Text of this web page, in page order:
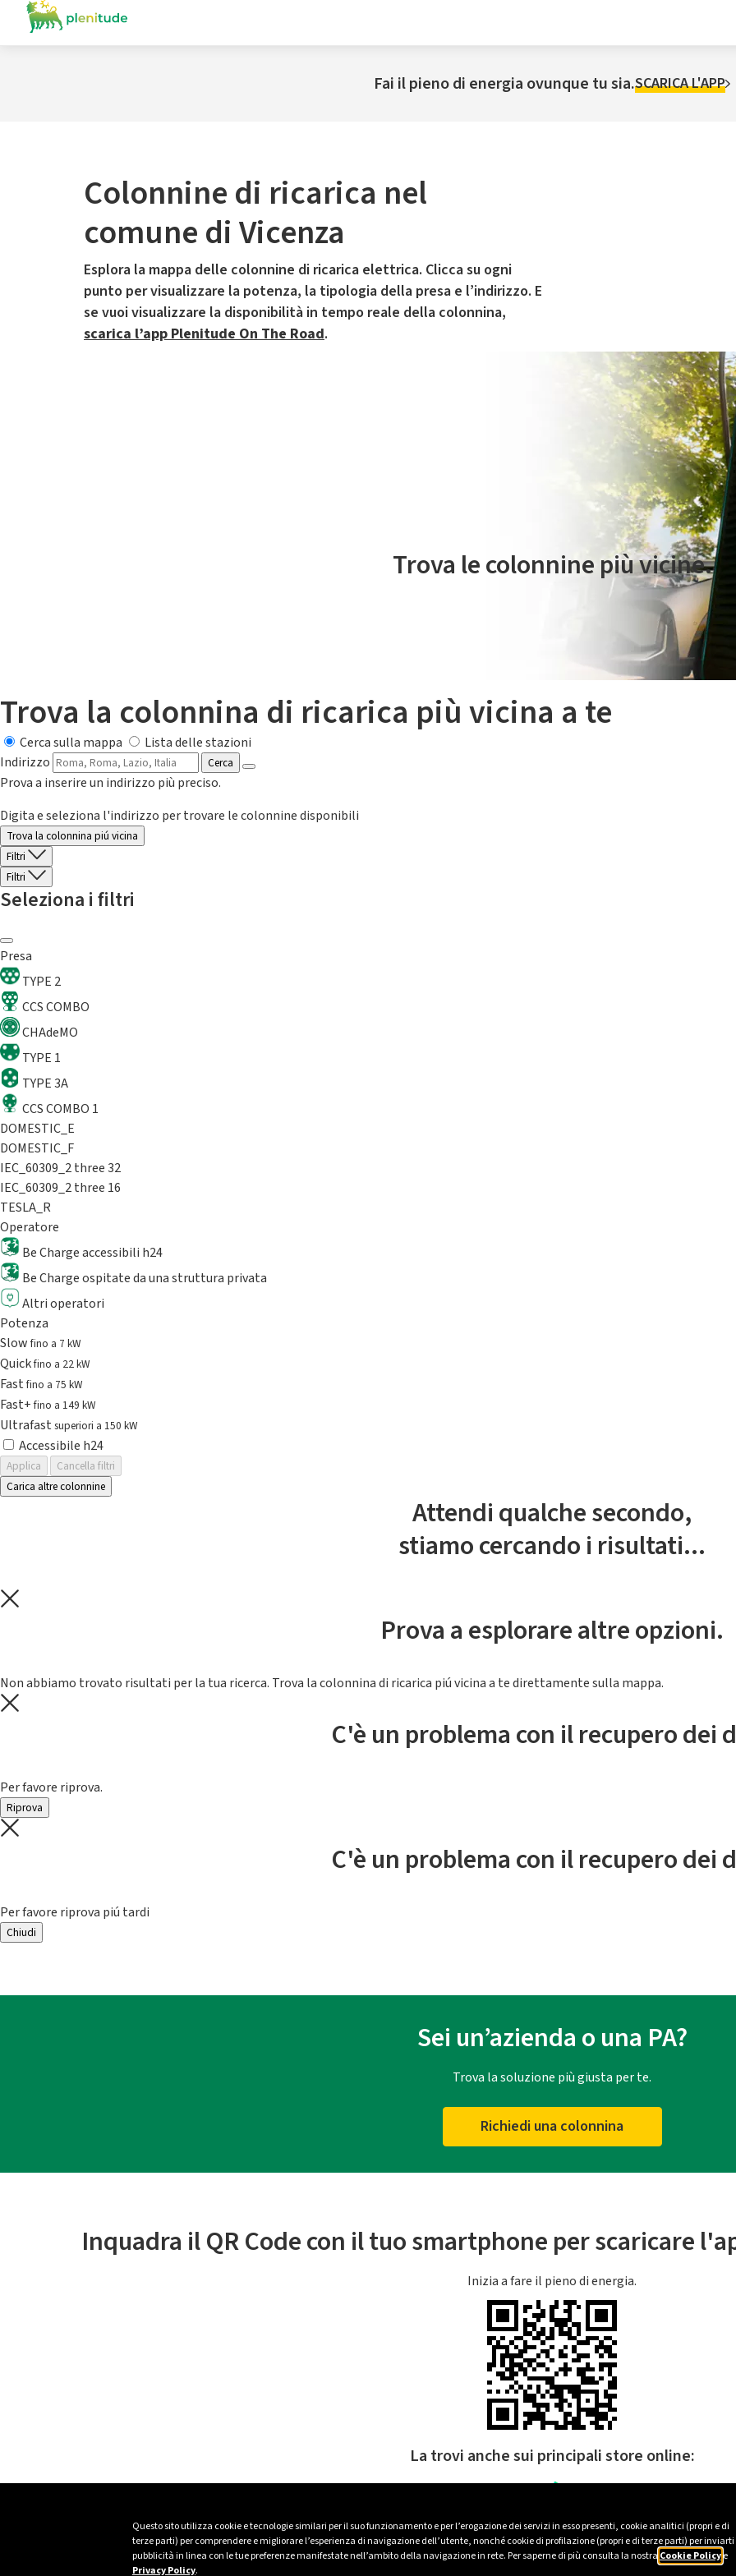
Questo sito utilizza cookie e tecnologie similari per il suo funzionamento e per l’erogazione dei servizi in esso presenti, cookie analitici (propri e di
terze parti) per comprendere e migliorare l’esperienza di navigazione dell’utente, nonché cookie di profilazione (propri e di terze parti) per inviarti
pubblicità in linea con le tue preferenze manifestate nell’ambito della navigazione in rete. Per saperne di più consulta la nostra Cookie Policye
Privacy Policy.
Fai il pieno di energia ovunque tu sia.SCARICA L'APP
Colonnine di ricarica nel
comune di Vicenza
Esplora la mappa delle colonnine di ricarica elettrica. Clicca su ogni
punto per visualizzare la potenza, la tipologia della presa e l’indirizzo. E
se vuoi visualizzare la disponibilità in tempo reale della colonnina,
scarica l’app Plenitude On The Road.
Il servizio di mobilità elettrica è gestito da Plenitude On The Road
Trova le colonnine più vicine.
Trova la colonnina di ricarica più vicina a te
Cerca sulla mappa
Lista delle stazioni
Indirizzo
Cerca
Prova a inserire un indirizzo più preciso.
Digita e seleziona l'indirizzo per trovare le colonnine disponibili
Trova la colonnina piú vicina
Filtri
Filtri
Seleziona i filtri
Presa
TYPE 2
CCS COMBO
CHAdeMO
TYPE 1
TYPE 3A
CCS COMBO 1
DOMESTIC_E
DOMESTIC_F
IEC_60309_2 three 32
IEC_60309_2 three 16
TESLA_R
Operatore
Be Charge accessibili h24
Be Charge ospitate da una struttura privata
Altri operatori
Potenza
Slowfino a 7 kW
Quickfino a 22 kW
Fastfino a 75 kW
Fast+fino a 149 kW
Ultrafast superiori a 150 kW
Accessibile h24
Applica
Cancella filtri
Carica altre colonnine
Attendi qualche secondo,
stiamo cercando i risultati...
Prova a esplorare altre opzioni.
Non abbiamo trovato risultati per la tua ricerca. Trova la colonnina di ricarica piú vicina a te direttamente sulla mappa.
C'è un problema con il recupero dei
Per favore riprova.
Riprova
C'è un problema con il recupero dei
Per favore riprova piú tardi
Chiudi
Sei un’azienda o una PA?
Trova la soluzione più giusta per te.
Richiedi una colonnina
Inquadra il QR Code con il tuo smartphone per scaricare
Inizia a fare il pieno di energia.
La trovi anche sui principali store online: